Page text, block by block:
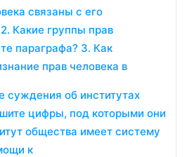
связаны с его
Какие группы прав
параграфа? 3. Как
прав человека в
суждения об институтах
цифры, под которыми они
общества имеет систему
к